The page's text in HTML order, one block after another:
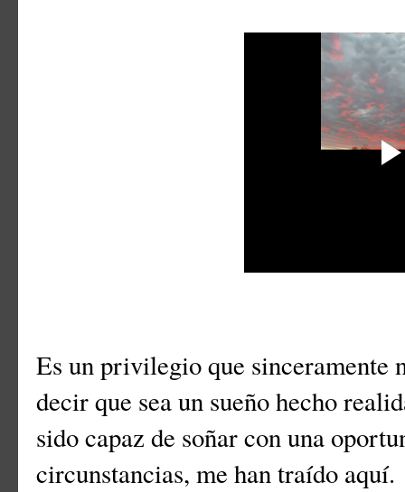
Es un privilegio que sinceramente
decir que sea un sueño hecho
sido capaz de soñar con una
circunstancias, me han traído aquí.